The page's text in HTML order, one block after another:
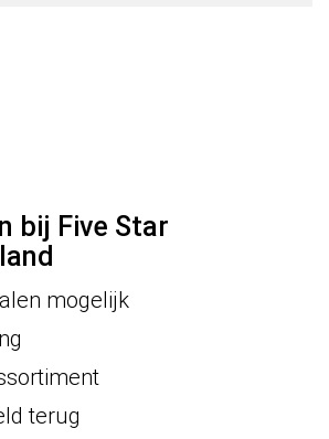
bij Five Star
mogelijk
terug